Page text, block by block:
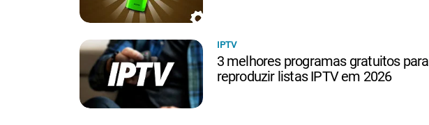
IPTV
3 melhores programas gratuitos para
reproduzir listas IPTV em 2026